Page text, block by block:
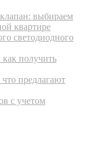
выбираем
квартире
светодиодного
получить
предлагают
с учетом